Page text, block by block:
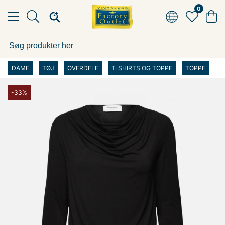
0
DAME TØJ OVERDELE T-SHIRTS OG TOPPE TOPPE
-33%